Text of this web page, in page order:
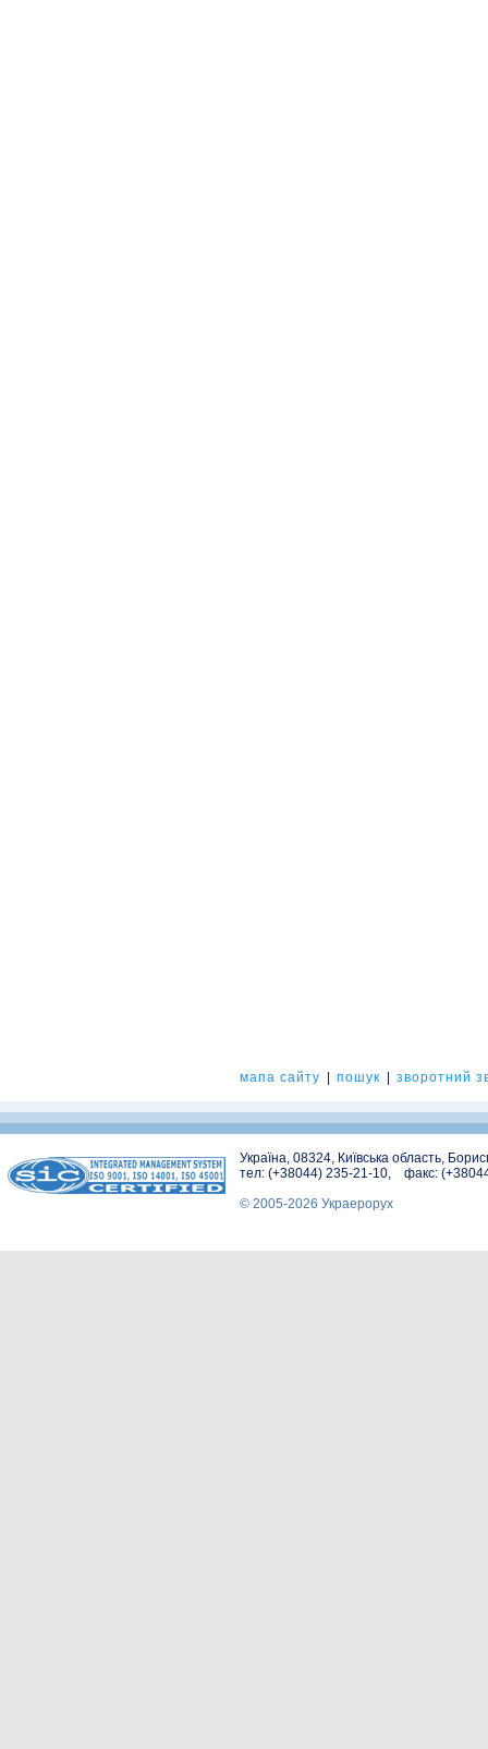
мапа сайту пошук зворотний
Україна, 08324, Київська область,
тел: (+38044) 235-21-10, факс:
© 2005-2026 Украерорух